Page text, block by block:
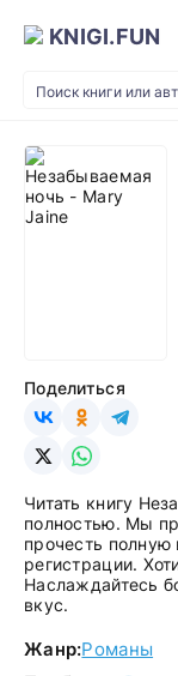
KNIGI.FUN
Поделиться
Читать книгу
полностью. Мы
прочесть полную
регистрации.
Наслаждайтесь
вкус.
Жанр:Романы